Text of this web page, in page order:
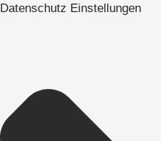
Datenschutz Einstellungen